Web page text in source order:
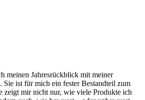
meinen Jahresrückblick mit meiner
Sie ist für mich ein fester Bestandteil zum
zeigt mir nicht nur, wie viele Produkte ich